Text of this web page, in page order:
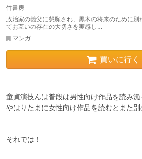
竹書房
政治家の義父に懇願され、黒木の将来のために
てお互いの存在の大切さを実感し…
マンガ
買いに行く
童貞演技んは普段は男性向け作品を読み漁
やはりたまに女性向け作品を読むとまた別
それでは！